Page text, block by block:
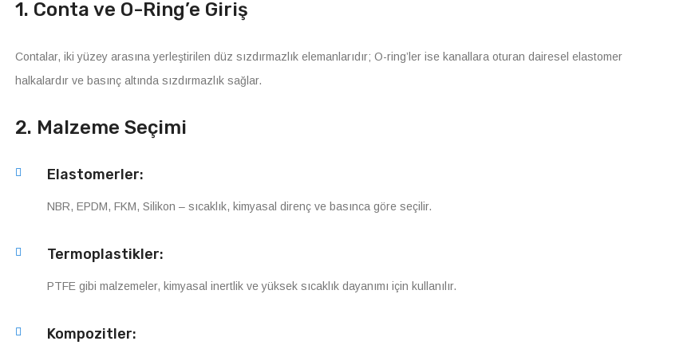
1. Conta ve O-Ring’e Giriş
Contalar, iki yüzey arasına yerleştirilen düz sızdırmazlık elemanlarıdır; O-ring’ler ise kanallara oturan dairesel elastomer
halkalardır ve basınç altında sızdırmazlık sağlar.
2. Malzeme Seçimi
Elastomerler:
NBR, EPDM, FKM, Silikon – sıcaklık, kimyasal direnç ve basınca göre seçilir.
Termoplastikler:
PTFE gibi malzemeler, kimyasal inertlik ve yüksek sıcaklık dayanımı için kullanılır.
Kompozitler: